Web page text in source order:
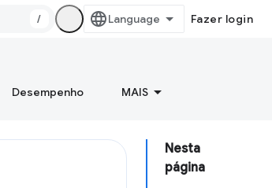
/ Fazer login
Desempenho MAIS
Nesta
página